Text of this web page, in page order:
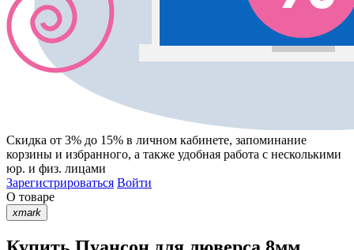
Скидка от 3% до 15% в личном кабинете, запоминание
корзины и избранного, а также удобная работа с несколькими
юр. и физ. лицами
Зарегистрироваться Войти
О товаре
xmark